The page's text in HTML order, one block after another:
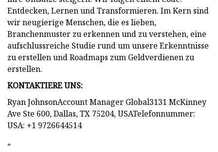
Entdecken, Lernen und Transformieren. Im Kern sind
wir neugierige Menschen, die es lieben,
Branchenmuster zu erkennen und zu verstehen, eine
aufschlussreiche Studie rund um unsere Erkenntnisse
zu erstellen und Roadmaps zum Geldverdienen zu
erstellen.
KONTAKTIERE UNS:
Ryan JohnsonAccount Manager Global3131 McKinney
Ave Ste 600, Dallas, TX 75204, USATelefonnummer:
USA: +1 9726644514
„